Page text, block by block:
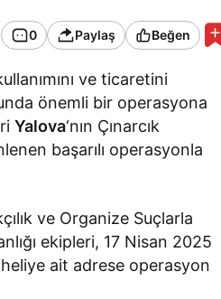
0 Paylaş Beğen
ve ticaretini
önemli bir operasyona
Yalova‘nın Çınarcık
başarılı operasyonla
ve Organize Suçlarla
ekipleri, 17 Nisan 2025
ait adrese operasyon